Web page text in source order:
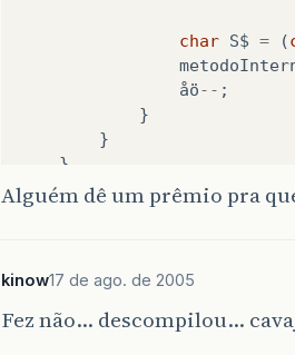
char S$ = (
åö-- ;
}
}
}
public
new
Alguém dê um prêmio pra
kinow17 de ago. de 2005
Fez não… descompilou…